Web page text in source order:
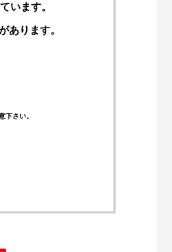
います。
あります。
下さい。
レーシングブルズ、